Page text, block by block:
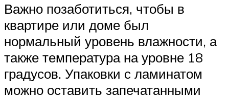
Важно позаботиться, чтобы в
квартире или доме был
нормальный уровень влажности, а
также температура на уровне 18
градусов. Упаковки с ламинатом
можно оставить запечатанными